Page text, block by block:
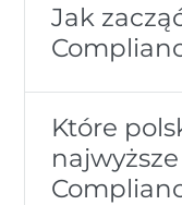
Jak
Które